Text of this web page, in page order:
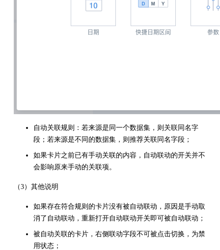
自动关联规则：若来源是同一个数据集，则关联同名字
段；若来源是不同的数据集，则推荐关联同名字段；
如果卡片之前已有手动关联的内容，自动联动的开关并不
会影响原来手动的关联项。
（3）其他说明
如果存在符合规则的卡片没有被自动联动，原因是手动取
消了自动联动，重新打开自动联动开关即可被自动联动；
被自动关联的卡片，右侧联动字段不可被点击切换，为禁
用状态；